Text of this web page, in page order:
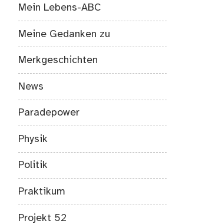
Mein Lebens-ABC
Meine Gedanken zu
Merkgeschichten
News
Paradepower
Physik
Politik
Praktikum
Projekt 52